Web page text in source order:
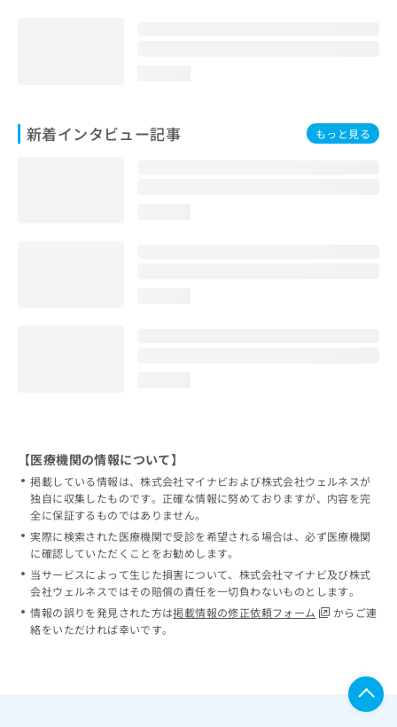
新着インタビュー記事 もっと見る
【医療機関の情報について】
掲載している情報は、株式会社マイナビおよび株式会社ウェルネスが
独自に収集したものです。正確な情報に努めておりますが、内容を完
全に保証するものではありません。
実際に検索された医療機関で受診を希望される場合は、必ず医療機関
に確認していただくことをお勧めします。
当サービスによって生じた損害について、株式会社マイナビ及び株式
会社ウェルネスではその賠償の責任を一切負わないものとします。
情報の誤りを発見された方は掲載情報の修正依頼フォーム
からご連
絡をいただければ幸いです。